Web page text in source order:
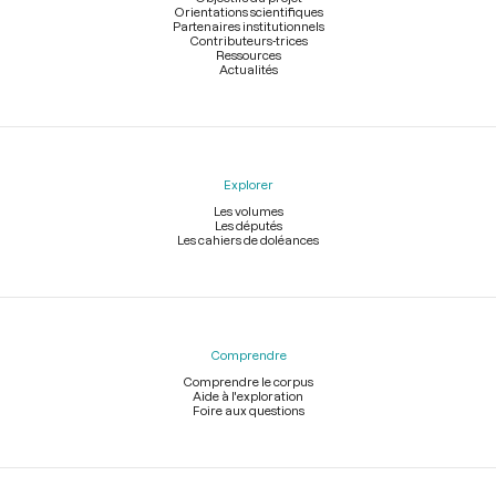
Orientations scientifiques
Partenaires institutionnels
Contributeurs-trices
Ressources
Actualités
Explorer
Les volumes
Les députés
Les cahiers de doléances
Comprendre
Comprendre le corpus
Aide à l'exploration
Foire aux questions